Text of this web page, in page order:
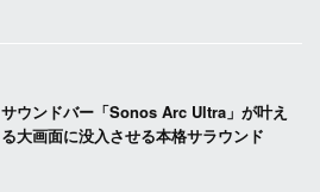
サウンドバー「Sonos Arc Ultra」が叶え
る大画面に没入させる本格サラウンド